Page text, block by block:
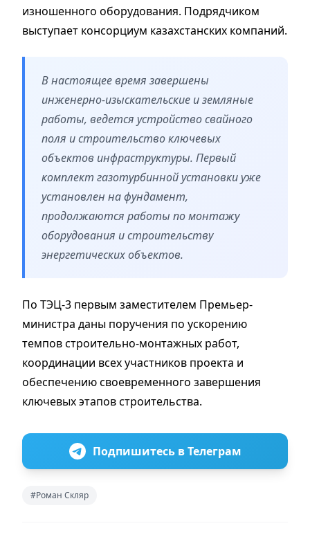
изношенного оборудования. Подрядчиком
выступает консорциум казахстанских компаний.
В настоящее время завершены
инженерно-изыскательские и земляные
работы, ведется устройство свайного
поля и строительство ключевых
объектов инфраструктуры. Первый
комплект газотурбинной установки уже
установлен на фундамент,
продолжаются работы по монтажу
оборудования и строительству
энергетических объектов.
По ТЭЦ-3 первым заместителем Премьер-
министра даны поручения по ускорению
темпов строительно-монтажных работ,
координации всех участников проекта и
обеспечению своевременного завершения
ключевых этапов строительства.
Подпишитесь в Телеграм
#Роман Скляр